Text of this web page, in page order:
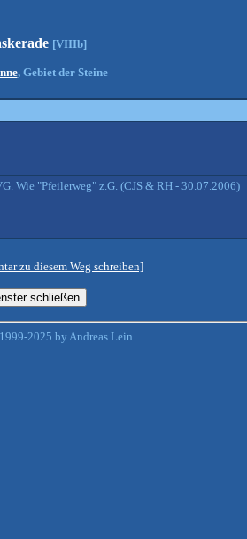
[VIIIb]
, Gebiet der Steine
Wie "Pfeilerweg" z.G. (CJS & RH - 30.07.2006)
zu diesem Weg schreiben]
2025 by Andreas Lein